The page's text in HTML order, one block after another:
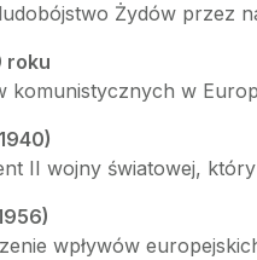
Żydów przez
roku
komunistycznych w
II wojny światowej,
wpływów